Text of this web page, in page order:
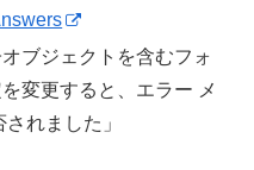
ブジェクトを含むフォ
変更すると、エラー メ
れました」